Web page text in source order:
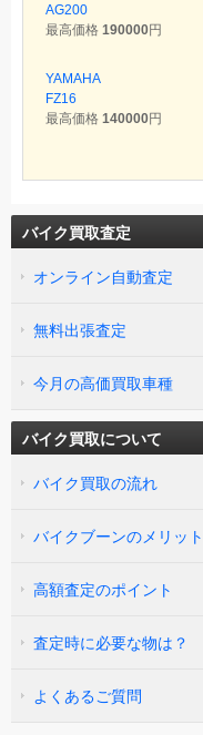
AG200
最高価格 190000円
YAMAHA
FZ16
最高価格 140000円
バイク買取査定
オンライン自動査定
無料出張査定
今月の高価買取車種
バイク買取について
バイク買取の流れ
バイクブーンのメリット
高額査定のポイント
査定時に必要な物は？
よくあるご質問